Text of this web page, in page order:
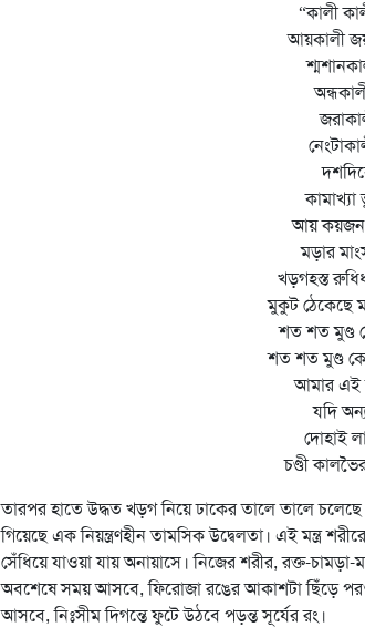
“কালী
আয়কালী
আয় কয়জন
মড়ার
খড়গহস্ত
মুকুট ঠেকেছে
শত শত মুণ্ড
শত শত মুণ্ড
আমার এই
যদি
দোহাই
চণ্ডী
তারপর হাতে উদ্ধত খড়গ নিয়ে ঢাকের তালে তালে
গিয়েছে এক নিয়ন্ত্রণহীন তামসিক উদ্বেলতা। এই মন্ত্র
সেঁধিয়ে যাওয়া যায় অনায়াসে। নিজের শরীর, রক্ত-
অবশেষে সময় আসবে, ফিরোজা রঙের আকাশটা ছিঁড়ে
আসবে, নিঃসীম দিগন্তে ফুটে উঠবে পড়ন্ত সূর্যের রং।